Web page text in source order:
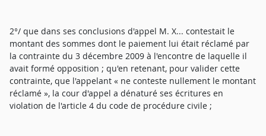
2°/ que dans ses conclusions d'appel M. X... contestait le
montant des sommes dont le paiement lui était réclamé par
la contrainte du 3 décembre 2009 à l'encontre de laquelle il
avait formé opposition ; qu'en retenant, pour valider cette
contrainte, que l'appelant « ne conteste nullement le montant
réclamé », la cour d'appel a dénaturé ses écritures en
violation de l'article 4 du code de procédure civile ;